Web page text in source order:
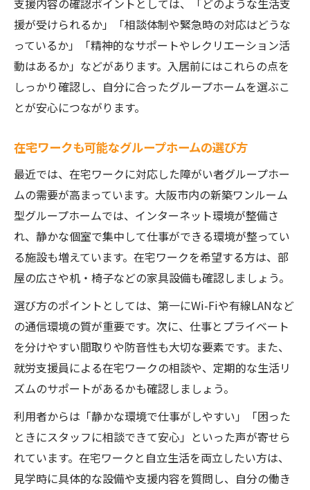
支援内容の確認ポイントとしては、「どのような生活支
援が受けられるか」「相談体制や緊急時の対応はどうな
っているか」「精神的なサポートやレクリエーション活
動はあるか」などがあります。入居前にはこれらの点を
しっかり確認し、自分に合ったグループホームを選ぶこ
とが安心につながります。
在宅ワークも可能なグループホームの選び方
最近では、在宅ワークに対応した障がい者グループホー
ムの需要が高まっています。大阪市内の新築ワンルーム
型グループホームでは、インターネット環境が整備さ
れ、静かな個室で集中して仕事ができる環境が整ってい
る施設も増えています。在宅ワークを希望する方は、部
屋の広さや机・椅子などの家具設備も確認しましょう。
選び方のポイントとしては、第一にWi-Fiや有線LANなど
の通信環境の質が重要です。次に、仕事とプライベート
を分けやすい間取りや防音性も大切な要素です。また、
就労支援員による在宅ワークの相談や、定期的な生活リ
ズムのサポートがあるかも確認しましょう。
利用者からは「静かな環境で仕事がしやすい」「困った
ときにスタッフに相談できて安心」といった声が寄せら
れています。在宅ワークと自立生活を両立したい方は、
見学時に具体的な設備や支援内容を質問し、自分の働き